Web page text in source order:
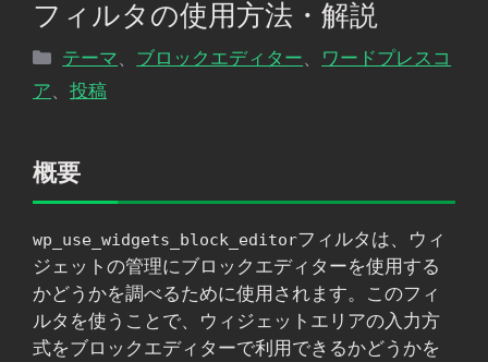
フィルタの使用方法・解説
カ
テ
ゴ
ー
テーマ ブロックエディター
ワードプレスコ
ア
投稿
概要
wp_use_widgets_block_editorフィルタは、ウィ
ジェットの管理にブロックエディターを使用する
かどうかを調べるために使用されます。このフィ
ルタを使うことで、ウィジェットエリアの入力方
式をブロックエディターで利用できるかどうかを